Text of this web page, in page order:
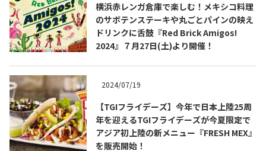
COPYRIGHT © JUAST All rights reserved.
横浜赤レンガ倉庫で楽しむ！メキシコ料理
のサボテンステーキや丸ごとパインの映え
ドリンクに舌鼓『Red Brick Amigos!
2024』７月27日(土)より開催！
2024/07/19
【TGIフライデーズ】今年で日本上陸25周
年を迎えるTGIフライデーズが今夏限定で
アジア初上陸の新メニュー『FRESH MEX』
を販売開始！